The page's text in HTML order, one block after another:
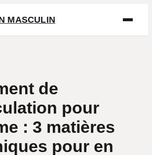
MASCULIN
de
pour
: 3 matières
pour en